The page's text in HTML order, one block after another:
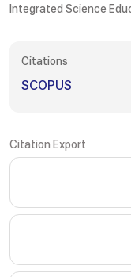
Integrated Science
Citations
SCOPUS
Citation Export